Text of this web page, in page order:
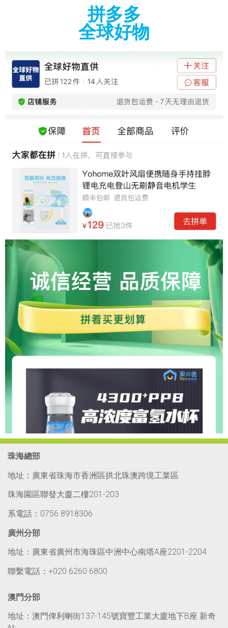
拼多多
全球好物
珠海總部
地址：廣東省珠海市香洲區拱北珠澳跨境工業區
珠海園區聯發大廈二樓201-203
系電話：0756 8918306
廣州分部
地址：廣東省廣州市海珠區中洲中心南塔A座2201-2204
聯繫電話：+020 6260 6800
澳門分部
地址：澳門俾利喇街137-145號寶豐工業大廈地下B座 新奇